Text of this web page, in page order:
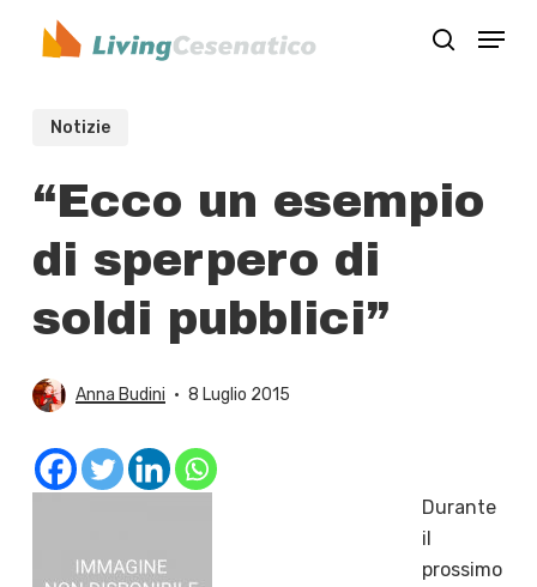
search
Menu
Notizie
“Ecco un esempio
di sperpero di
soldi pubblici”
Anna Budini 8 Luglio 2015
Durante
il
prossimo